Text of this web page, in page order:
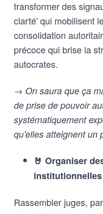
transformer des
clarté' qui mobilisent
consolidation
précoce qui brise la
autocrates.
→ On saura que ça
de prise de pouvoir
systématiquement
qu'elles atteignent un
🤘 Organiser
Rassembler juges,